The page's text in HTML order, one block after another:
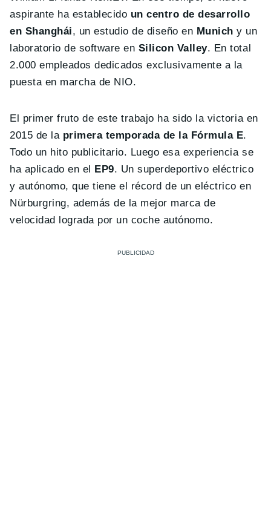
aspirante ha establecido un centro de desarrollo
en Shanghái, un estudio de diseño en Munich y un
laboratorio de software en Silicon Valley. En total
2.000 empleados dedicados exclusivamente a la
puesta en marcha de NIO.
El primer fruto de este trabajo ha sido la victoria en
2015 de la primera temporada de la Fórmula E.
Todo un hito publicitario. Luego esa experiencia se
ha aplicado en el EP9. Un superdeportivo eléctrico
y autónomo, que tiene el récord de un eléctrico en
Nürburgring, además de la mejor marca de
velocidad lograda por un coche autónomo.